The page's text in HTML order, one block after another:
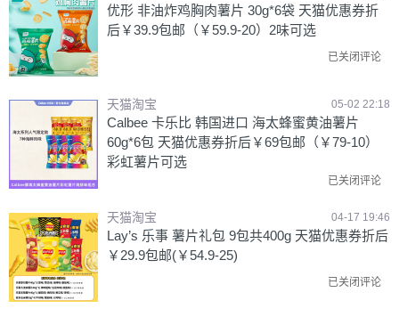
优形 非油炸鸡胸肉薯片 30g*6袋 天猫优惠券折
后￥39.9包邮（￥59.9-20）2味可选
已关闭评论
天猫淘宝 05-02 22:18
Calbee 卡乐比 韩国进口 海太蜂蜜黄油薯片
60g*6包 天猫优惠券折后￥69包邮（￥79-10）
彩虹薯片可选
已关闭评论
天猫淘宝 04-17 19:46
Lay’s 乐事 薯片礼包 9包共400g 天猫优惠券折后
￥29.9包邮(￥54.9-25)
已关闭评论